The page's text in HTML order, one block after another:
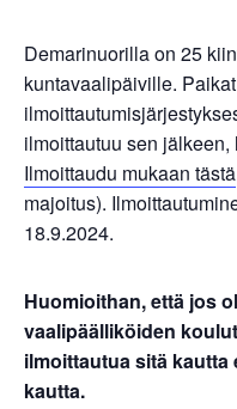
Demarinuorilla on 25
kuntavaalipäiville.
ilmoittautuu sen
Ilmoittaudu mukaan tästä
majoitus).
18.9.2024.
Huomioithan, että jos
vaalipäälliköiden
ilmoittautua sitä
kautta.